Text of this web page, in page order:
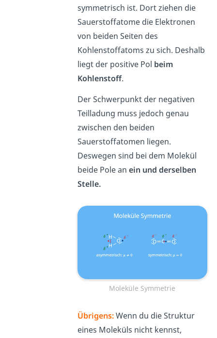
symmetrisch ist. Dort ziehen die
Sauerstoffatome die Elektronen
von beiden Seiten des
Kohlenstoffatoms zu sich. Deshalb
liegt der positive Pol beim
Kohlenstoff.
Der Schwerpunkt der negativen
Teilladung muss jedoch genau
zwischen den beiden
Sauerstoffatomen liegen.
Deswegen sind bei dem Molekül
beide Pole an ein und derselben
Stelle.
Moleküle Symmetrie
Übrigens:Wenn du die Struktur
eines Moleküls nicht kennst,